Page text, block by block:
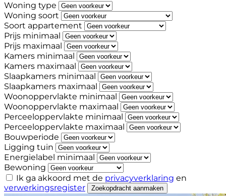
Woning type
Woning soort
Soort appartement
Prijs minimaal
Prijs maximaal
Kamers minimaal
Kamers maximaal
Slaapkamers minimaal
Slaapkamers maximaal
Woonoppervlakte minimaal
Woonoppervlakte maximaal
Perceeloppervlakte minimaal
Perceeloppervlakte maximaal
Bouwperiode
Ligging tuin
Energielabel minimaal
Bewoning
Ik ga akkoord met de privacyverklaring en
verwerkingsregister
Zoekopdracht aanmaken